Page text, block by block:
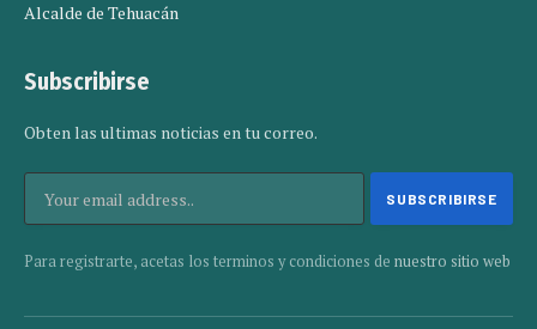
Alcalde de Tehuacán
Subscribirse
Obten las ultimas noticias en tu correo.
Para registrarte, acetas los terminos y condiciones de nuestro sitio web